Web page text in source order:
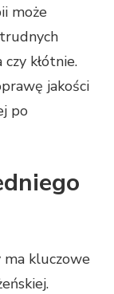
może
kłótnie.
jakości
po
kluczowe